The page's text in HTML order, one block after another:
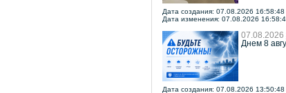
Дата создания: 07.08.2026 16:58:48
Дата изменения: 07.08.2026
07.08.2026
Днем 8
Дата создания: 07.08.2026 13:50:48